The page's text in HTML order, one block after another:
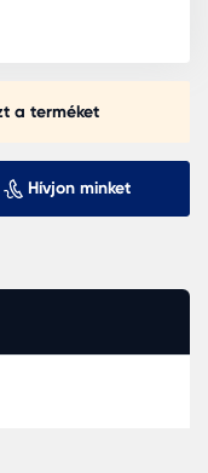
a terméket
Hívjon minket